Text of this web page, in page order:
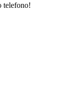
telefono!